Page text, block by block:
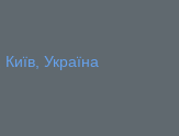
Україна